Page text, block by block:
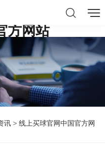
方网站
讯> 线上买球官网中国官方网